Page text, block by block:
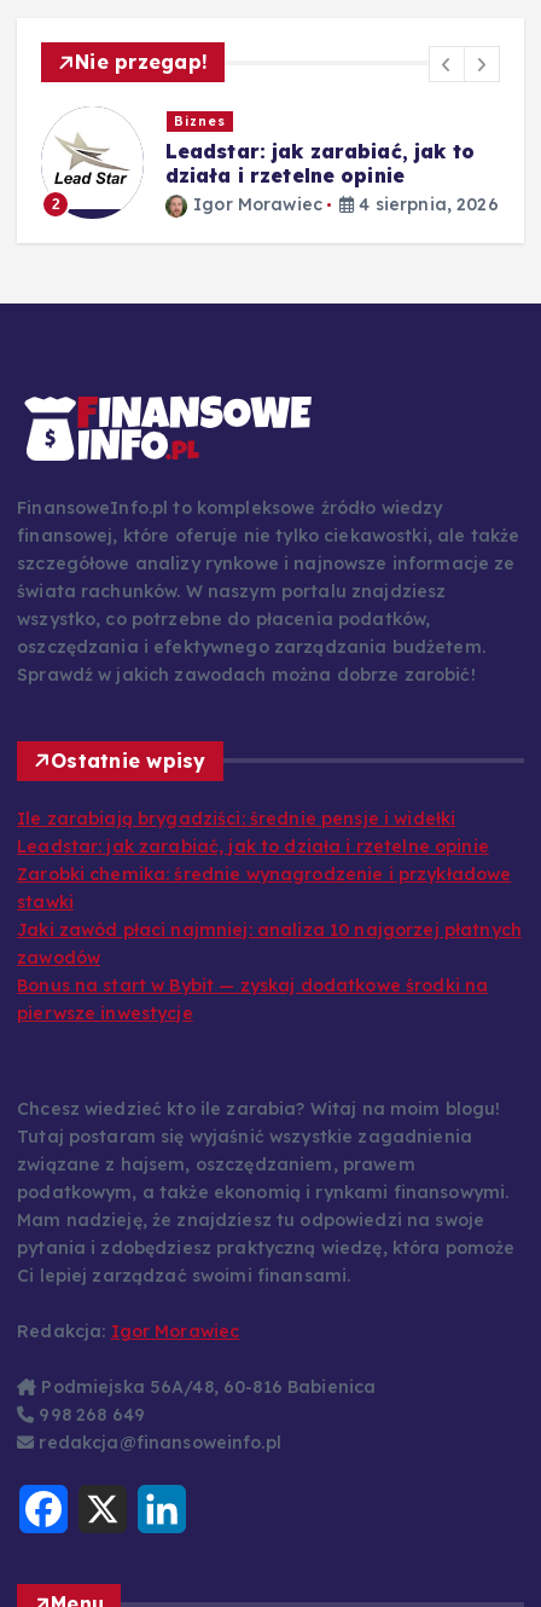
Nie przegap!
2
Biznes
Leadstar: jak zarabiać, jak to
działa i rzetelne opinie
Igor Morawiec 4 sierpnia, 2026
FinansoweInfo.pl to kompleksowe źródło wiedzy
finansowej, które oferuje nie tylko ciekawostki, ale także
szczegółowe analizy rynkowe i najnowsze informacje ze
świata rachunków. W naszym portalu znajdziesz
wszystko, co potrzebne do płacenia podatków,
oszczędzania i efektywnego zarządzania budżetem.
Sprawdź w jakich zawodach można dobrze zarobić!
Ostatnie wpisy
Ile zarabiają brygadziści: średnie pensje i widełki
Leadstar: jak zarabiać, jak to działa i rzetelne opinie
Zarobki chemika: średnie wynagrodzenie i przykładowe
stawki
Jaki zawód płaci najmniej: analiza 10 najgorzej płatnych
zawodów
Bonus na start w Bybit — zyskaj dodatkowe środki na
pierwsze inwestycje
Chcesz wiedzieć kto ile zarabia? Witaj na moim blogu!
Tutaj postaram się wyjaśnić wszystkie zagadnienia
związane z hajsem, oszczędzaniem, prawem
podatkowym, a także ekonomią i rynkami finansowymi.
Mam nadzieję, że znajdziesz tu odpowiedzi na swoje
pytania i zdobędziesz praktyczną wiedzę, która pomoże
Ci lepiej zarządzać swoimi finansami.
Redakcja: Igor Morawiec
Podmiejska 56A/48, 60-816 Babienica
998 268 649
redakcja@finansoweinfo.pl
o
X